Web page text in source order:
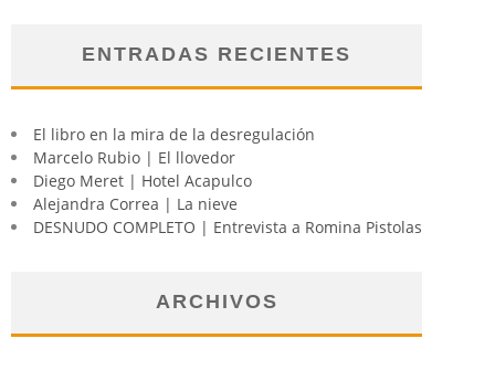
ENTRADAS RECIENTES
El libro en la mira de la desregulación
Marcelo Rubio | El llovedor
Diego Meret | Hotel Acapulco
Alejandra Correa | La nieve
DESNUDO COMPLETO | Entrevista a Romina Pistolas
ARCHIVOS